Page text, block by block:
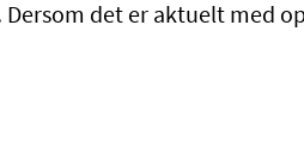
det er aktuelt med